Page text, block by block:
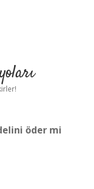
öder mi